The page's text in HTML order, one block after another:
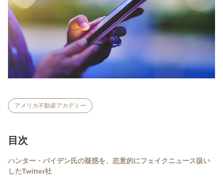
アメリカ不動産アカデミー
目次
ハンター・バイデン氏の疑惑を、恣意的にフェイクニュース扱い
したTwitter社